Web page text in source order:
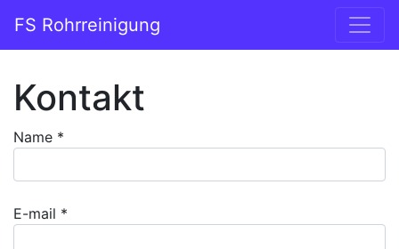
Hauptnavigation
FS Rohrreinigung
Kontakt
Name *
E-mail *